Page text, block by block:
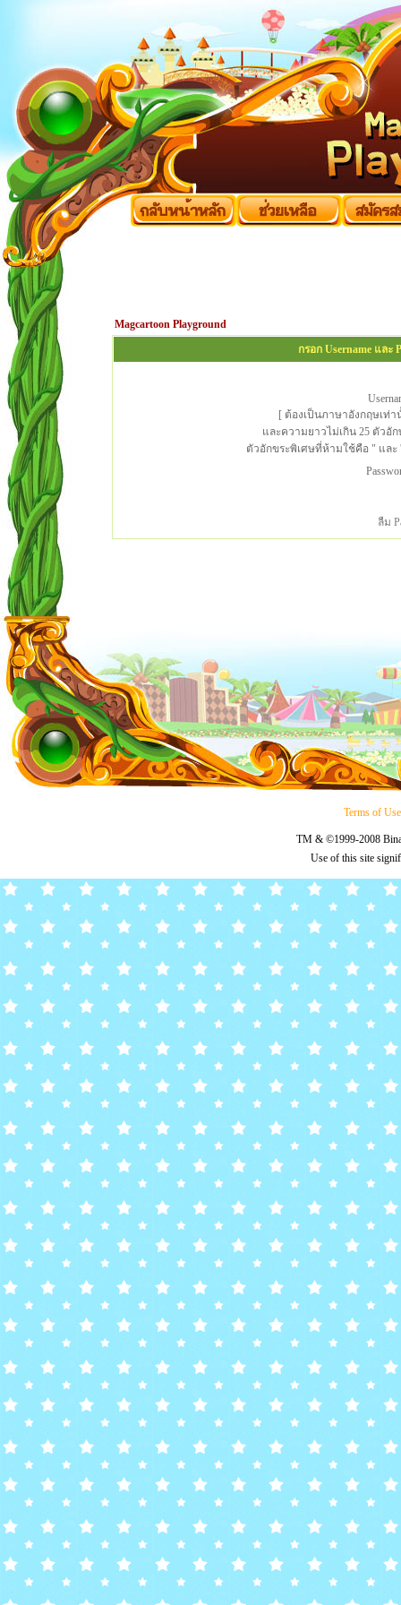
Magcartoon Playground
กรอก Username และ
[ ต้องเป็นภาษาอังกฤษเท่า
และความยาวไม่เกิน 25 ตัวอัก
ตัวอักขระพิเศษที่ห้ามใช้คือ " และ
ลืม
Terms of Use
TM & ©1999-2008
Use of this site